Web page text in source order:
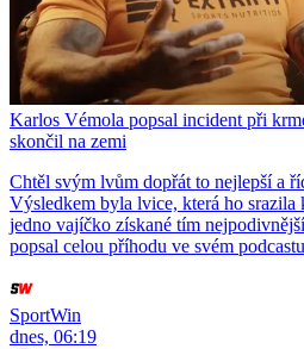
Karlos Vémola popsal incident při
skončil na zemi
Chtěl svým lvům dopřát to nejlepší a
Výsledkem byla lvice, která ho srazila
jedno vajíčko získané tím
popsal celou příhodu ve svém
SportWin
dnes, 06:19